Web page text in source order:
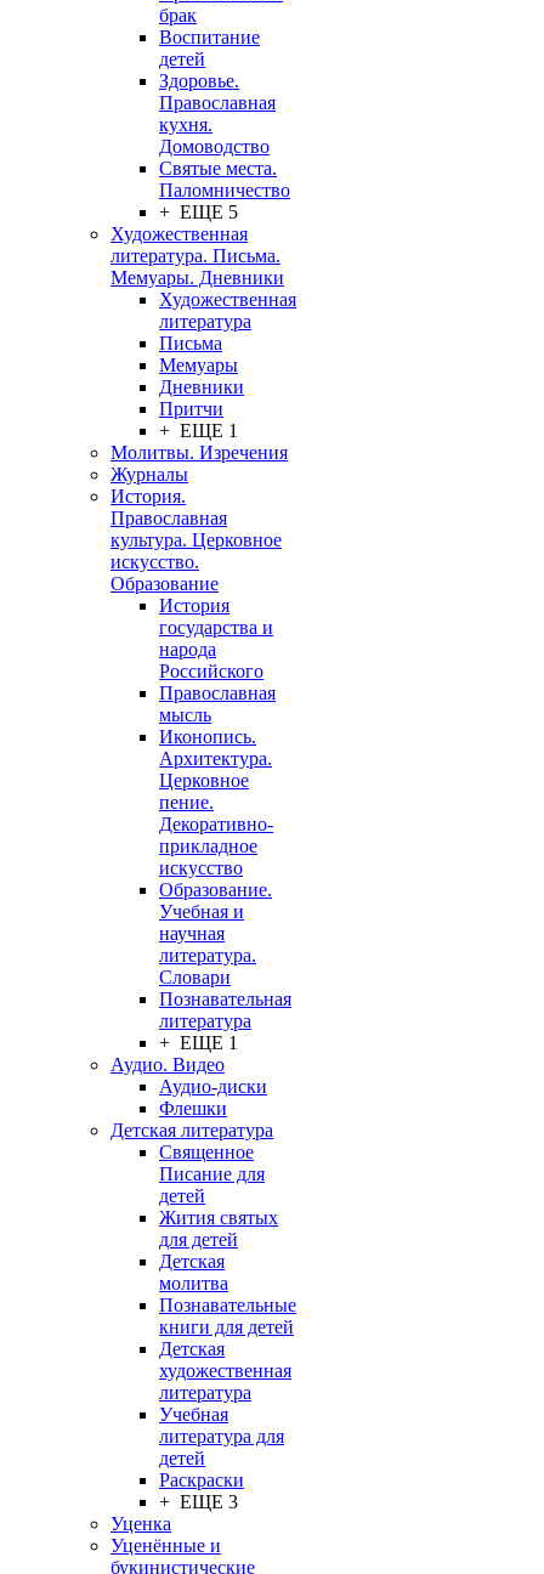
брак
Воспитание
детей
Здоровье.
Православная
кухня.
Домоводство
Святые места.
Паломничество
+ ЕЩЕ 5
Художественная
литература. Письма.
Мемуары. Дневники
Художественная
литература
Письма
Мемуары
Дневники
Притчи
+ ЕЩЕ 1
Молитвы. Изречения
Журналы
История.
Православная
культура. Церковное
искусство.
Образование
История
государства и
народа
Российского
Православная
мысль
Иконопись.
Архитектура.
Церковное
пение.
Декоративно-
прикладное
искусство
Образование.
Учебная и
научная
литература.
Словари
Познавательная
литература
+ ЕЩЕ 1
Аудио. Видео
Аудио-диски
Флешки
Детская литература
Священное
Писание для
детей
Жития святых
для детей
Детская
молитва
Познавательные
книги для детей
Детская
художественная
литература
Учебная
литература для
детей
Раскраски
+ ЕЩЕ 3
Уценка
Уценённые и
букинистические